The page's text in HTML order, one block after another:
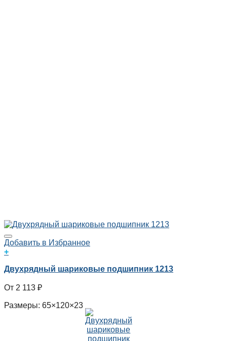
Добавить в Избранное
+
Двухрядный шариковые подшипник 1213
2 113 ₽
Размеры: 65×120×23